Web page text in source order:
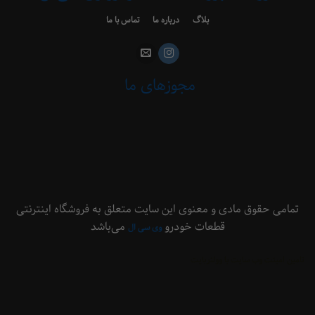
درباره ما تماس با ما
مجوزهای ما
حقوق مادی و معنوی این سایت متعلق به فروشگاه اینترنتی
قطعات خودرووی سی ال می‌باشد